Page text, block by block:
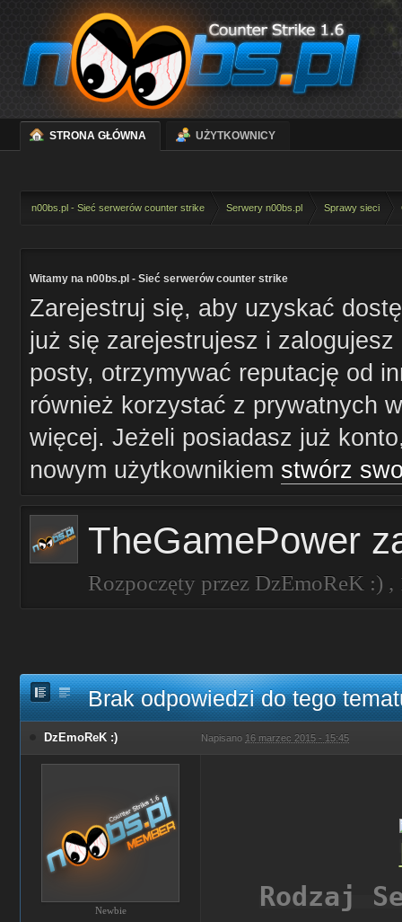
STRONA GŁÓWNA UŻYTKOWNICY
n00bs.pl - Sieć serwerów counter strike Serwery n00bs.pl Sprawy sieci
Witamy na n00bs.pl - Sieć serwerów counter strike
Zarejestruj się, aby uzyskać
już się zarejestrujesz i
posty, otrzymywać reputację od
również korzystać z prywatnych
więcej. Jeżeli posiadasz już
nowym użytkownikiem stwórz
TheGamePower
Rozpoczęty przez DzEmoReK :) ,
Brak odpowiedzi do tego
DzEmoReK :) Napisano 16 marzec 2015 - 15:45
Newbie Rodzaj